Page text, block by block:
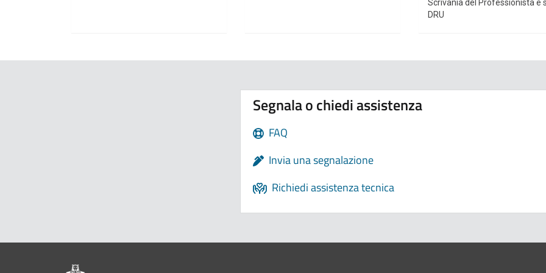
Scrivania del Professionista e
DRU
Segnala o chiedi assistenza
FAQ
Invia una segnalazione
Richiedi assistenza tecnica
Pié di pagina di Comune di Bologna